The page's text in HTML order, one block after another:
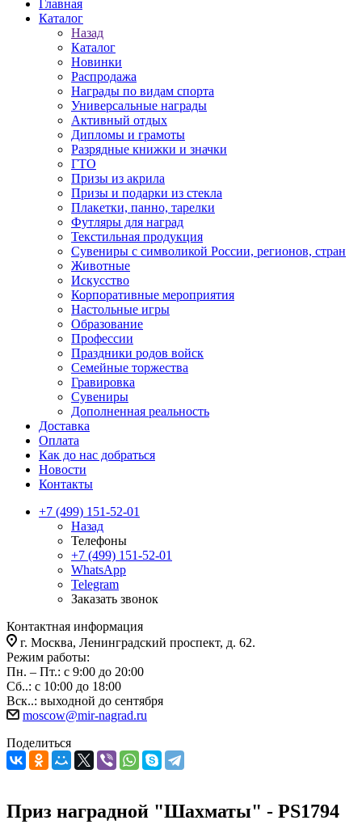
Главная
Каталог
Назад
Каталог
Новинки
Распродажа
Награды по видам спорта
Универсальные награды
Активный отдых
Дипломы и грамоты
Разрядные книжки и значки
ГТО
Призы из акрила
Призы и подарки из стекла
Плакетки, панно, тарелки
Футляры для наград
Текстильная продукция
Сувениры с символикой России, регионов, стран
Животные
Искусство
Корпоративные мероприятия
Настольные игры
Образование
Профессии
Праздники родов войск
Семейные торжества
Гравировка
Сувениры
Дополненная реальность
Доставка
Оплата
Как до нас добраться
Новости
Контакты
+7 (499) 151-52-01
Назад
Телефоны
+7 (499) 151-52-01
WhatsApp
Telegram
Заказать звонок
Контактная информация
г. Москва, Ленинградский проспект, д. 62.
Режим работы:
Пн. – Пт.: с 9:00 до 20:00
Сб..: с 10:00 до 18:00
Вск..: выходной до сентября
moscow@mir-nagrad.ru
Поделиться
Приз наградной "Шахматы" - PS1794